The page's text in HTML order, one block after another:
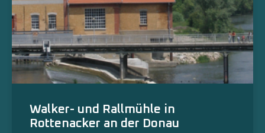
Walker- und Rallmühle in
Rottenacker an der Donau